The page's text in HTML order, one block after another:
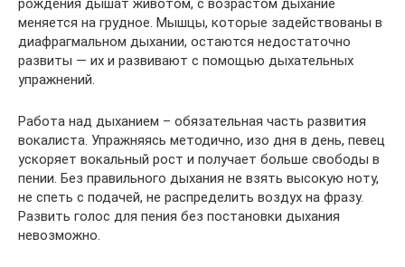
меняется на грудное. Мышцы, которые задействованы в
диафрагмальном дыхании, остаются недостаточно
развиты — их и развивают с помощью дыхательных
упражнений.
Работа над дыханием – обязательная часть развития
вокалиста. Упражняясь методично, изо дня в день, певец
ускоряет вокальный рост и получает больше свободы в
пении. Без правильного дыхания не взять высокую ноту,
не спеть с подачей, не распределить воздух на фразу.
Развить голос для пения без постановки дыхания
невозможно.